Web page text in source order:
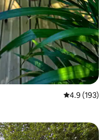
從 193 則評
4.9 (193)